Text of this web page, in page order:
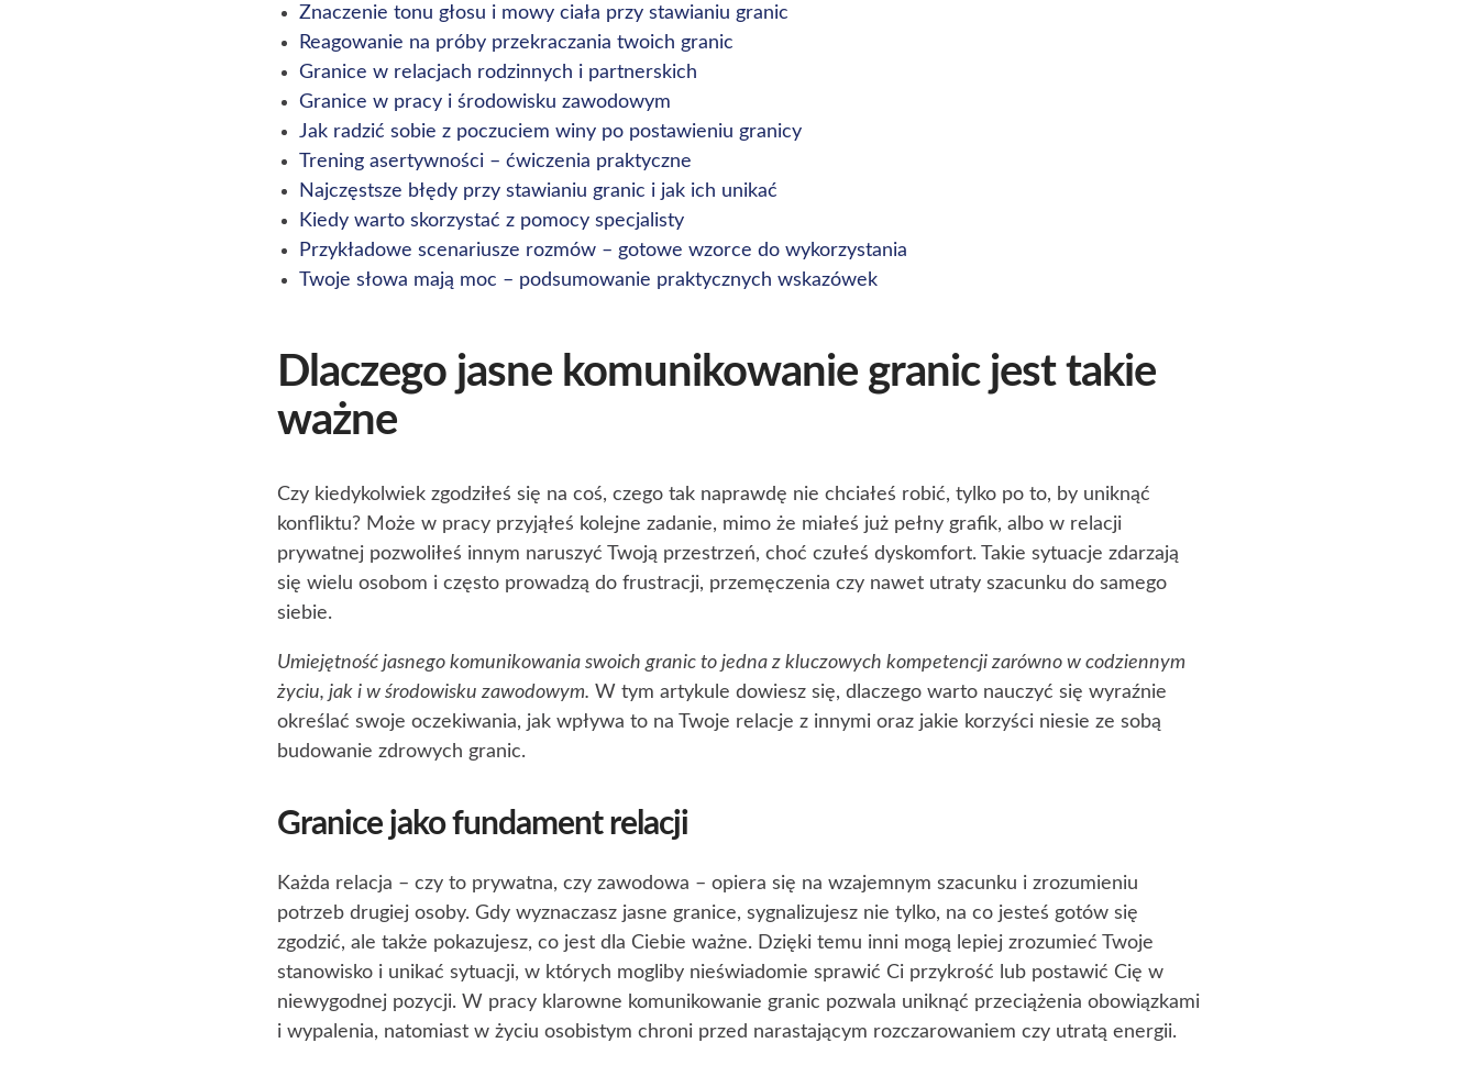
Znaczenie tonu głosu i mowy ciała przy stawianiu granic
Reagowanie na próby przekraczania twoich granic
Granice w relacjach rodzinnych i partnerskich
Granice w pracy i środowisku zawodowym
Jak radzić sobie z poczuciem winy po postawieniu granicy
Trening asertywności – ćwiczenia praktyczne
Najczęstsze błędy przy stawianiu granic i jak ich unikać
Kiedy warto skorzystać z pomocy specjalisty
Przykładowe scenariusze rozmów – gotowe wzorce do wykorzystania
Twoje słowa mają moc – podsumowanie praktycznych wskazówek
Dlaczego jasne komunikowanie granic jest takie
ważne
Czy kiedykolwiek zgodziłeś się na coś, czego tak naprawdę nie chciałeś robić, tylko po to, by uniknąć
konfliktu? Może w pracy przyjąłeś kolejne zadanie, mimo że miałeś już pełny grafik, albo w relacji
prywatnej pozwoliłeś innym naruszyć Twoją przestrzeń, choć czułeś dyskomfort. Takie sytuacje zdarzają
się wielu osobom i często prowadzą do frustracji, przemęczenia czy nawet utraty szacunku do samego
siebie.
Umiejętność jasnego komunikowania swoich granic to jedna z kluczowych kompetencji zarówno w codziennym
życiu, jak i w środowisku zawodowym. W tym artykule dowiesz się, dlaczego warto nauczyć się wyraźnie
określać swoje oczekiwania, jak wpływa to na Twoje relacje z innymi oraz jakie korzyści niesie ze sobą
budowanie zdrowych granic.
Granice jako fundament relacji
Każda relacja – czy to prywatna, czy zawodowa – opiera się na wzajemnym szacunku i zrozumieniu
potrzeb drugiej osoby. Gdy wyznaczasz jasne granice, sygnalizujesz nie tylko, na co jesteś gotów się
zgodzić, ale także pokazujesz, co jest dla Ciebie ważne. Dzięki temu inni mogą lepiej zrozumieć Twoje
stanowisko i unikać sytuacji, w których mogliby nieświadomie sprawić Ci przykrość lub postawić Cię w
niewygodnej pozycji. W pracy klarowne komunikowanie granic pozwala uniknąć przeciążenia obowiązkami
i wypalenia, natomiast w życiu osobistym chroni przed narastającym rozczarowaniem czy utratą energii.